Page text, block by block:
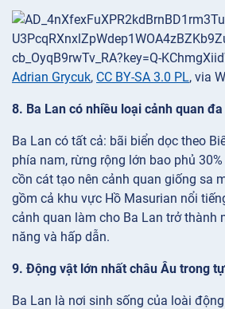
Adrian Grycuk, CC BY-SA 3.0 PL, via
8. Ba Lan có nhiều loại cảnh quan
Ba Lan có tất cả: bãi biển dọc theo
phía nam, rừng rộng lớn bao phủ
cồn cát tạo nên cảnh quan giống sa
gồm cả khu vực Hồ Masurian nổi
cảnh quan làm cho Ba Lan trở thành
năng và hấp dẫn.
9. Động vật lớn nhất châu Âu trong
Ba Lan là nơi sinh sống của loài